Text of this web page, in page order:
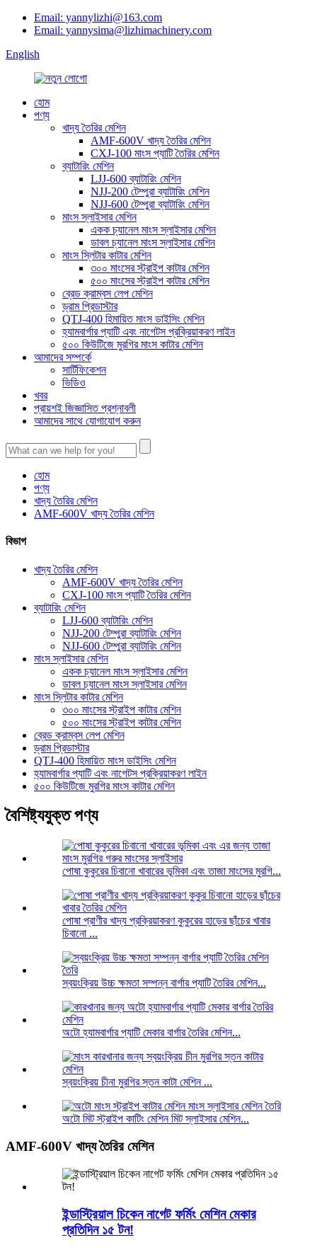
Email: yannylizhi@163.com
Email: yannysima@lizhimachinery.com
English
হোম
পণ্য
খাদ্য তৈরির মেশিন
AMF-600V খাদ্য তৈরির মেশিন
CXJ-100 মাংস প্যাটি তৈরির মেশিন
ব্যাটারিং মেশিন
LJJ-600 ব্যাটারিং মেশিন
NJJ-200 টেম্পুরা ব্যাটারিং মেশিন
NJJ-600 টেম্পুরা ব্যাটারিং মেশিন
মাংস স্লাইসার মেশিন
একক চ্যানেল মাংস স্লাইসার মেশিন
ডাবল চ্যানেল মাংস স্লাইসার মেশিন
মাংস স্লিটার কাটার মেশিন
৩০০ মাংসের স্ট্রাইপ কাটার মেশিন
৫০০ মাংসের স্ট্রাইপ কাটার মেশিন
ব্রেড ক্রাম্বস লেপ মেশিন
ড্রাম প্রিডাস্টার
QTJ-400 হিমায়িত মাংস ডাইসিং মেশিন
হ্যামবার্গার প্যাটি এবং নাগেটস প্রক্রিয়াকরণ লাইন
৫০০ কিউটিজে মুরগির মাংস কাটার মেশিন
আমাদের সম্পর্কে
সার্টিফিকেশন
ভিডিও
খবর
প্রায়শই জিজ্ঞাসিত প্রশ্নাবলী
আমাদের সাথে যোগাযোগ করুন
হোম
পণ্য
খাদ্য তৈরির মেশিন
AMF-600V খাদ্য তৈরির মেশিন
বিভাগ
খাদ্য তৈরির মেশিন
AMF-600V খাদ্য তৈরির মেশিন
CXJ-100 মাংস প্যাটি তৈরির মেশিন
ব্যাটারিং মেশিন
LJJ-600 ব্যাটারিং মেশিন
NJJ-200 টেম্পুরা ব্যাটারিং মেশিন
NJJ-600 টেম্পুরা ব্যাটারিং মেশিন
মাংস স্লাইসার মেশিন
একক চ্যানেল মাংস স্লাইসার মেশিন
ডাবল চ্যানেল মাংস স্লাইসার মেশিন
মাংস স্লিটার কাটার মেশিন
৩০০ মাংসের স্ট্রাইপ কাটার মেশিন
৫০০ মাংসের স্ট্রাইপ কাটার মেশিন
ব্রেড ক্রাম্বস লেপ মেশিন
ড্রাম প্রিডাস্টার
QTJ-400 হিমায়িত মাংস ডাইসিং মেশিন
হ্যামবার্গার প্যাটি এবং নাগেটস প্রক্রিয়াকরণ লাইন
৫০০ কিউটিজে মুরগির মাংস কাটার মেশিন
বৈশিষ্ট্যযুক্ত পণ্য
পোষা কুকুরের চিবানো খাবারের ভূমিকা এবং তাজা মাংসের মুরগি...
পোষা প্রাণীর খাদ্য প্রক্রিয়াকরণ কুকুরের হাড়ের ছাঁচের খাবার
চিবানো ...
স্বয়ংক্রিয় উচ্চ ক্ষমতা সম্পন্ন বার্গার প্যাটি তৈরির মেশিন...
অটো হ্যামবার্গার প্যাটি মেকার বার্গার তৈরির মেশিন...
স্বয়ংক্রিয় চীনা মুরগির স্তন কাটা মেশিন ...
অটো মিট স্ট্রাইপ কাটিং মেশিন মিট স্লাইসার মেশিন...
AMF-600V খাদ্য তৈরির মেশিন
ইন্ডাস্ট্রিয়াল চিকেন নাগেট ফর্মিং মেশিন মেকার
প্রতিদিন ১৫ টন!